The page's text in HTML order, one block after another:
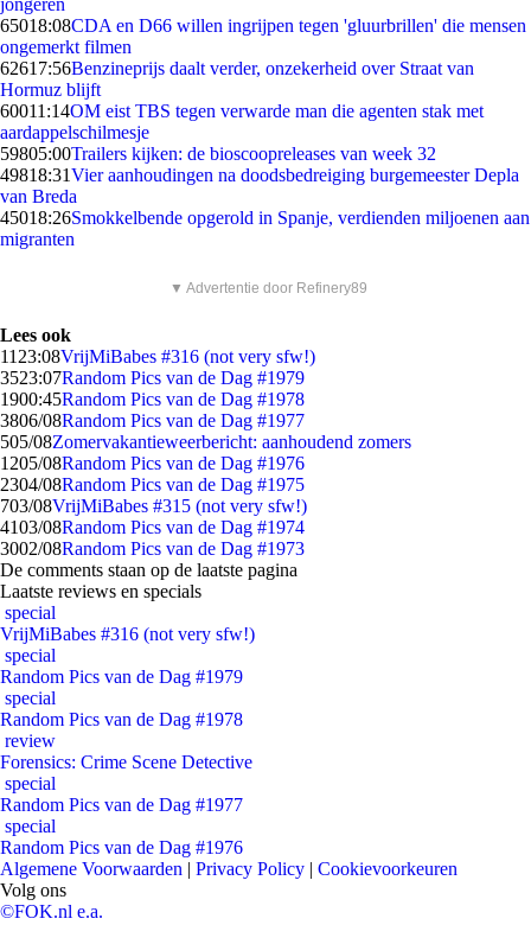
jongeren
65018:08CDA en D66 willen ingrijpen tegen 'gluurbrillen' die mensen
ongemerkt filmen
62617:56Benzineprijs daalt verder, onzekerheid over Straat van
Hormuz blijft
60011:14OM eist TBS tegen verwarde man die agenten stak met
aardappelschilmesje
59805:00Trailers kijken: de bioscoopreleases van week 32
49818:31Vier aanhoudingen na doodsbedreiging burgemeester Depla
van Breda
45018:26Smokkelbende opgerold in Spanje, verdienden miljoenen aan
migranten
▼ Advertentie door Refinery89
Lees ook
11 23:08VrijMiBabes #316 (not very sfw!)
3523:07Random Pics van de Dag #1979
1900:45Random Pics van de Dag #1978
3806/08Random Pics van de Dag #1977
505/08Zomervakantieweerbericht: aanhoudend zomers
1205/08Random Pics van de Dag #1976
2304/08Random Pics van de Dag #1975
703/08VrijMiBabes #315 (not very sfw!)
4103/08Random Pics van de Dag #1974
3002/08Random Pics van de Dag #1973
De comments staan op de laatste pagina
Laatste reviews en specials
special
VrijMiBabes #316 (not very sfw!)
special
Random Pics van de Dag #1979
special
Random Pics van de Dag #1978
review
Forensics: Crime Scene Detective
special
Random Pics van de Dag #1977
special
Random Pics van de Dag #1976
Algemene Voorwaarden | Privacy Policy | Cookievoorkeuren
Volg ons
©FOK.nl e.a.